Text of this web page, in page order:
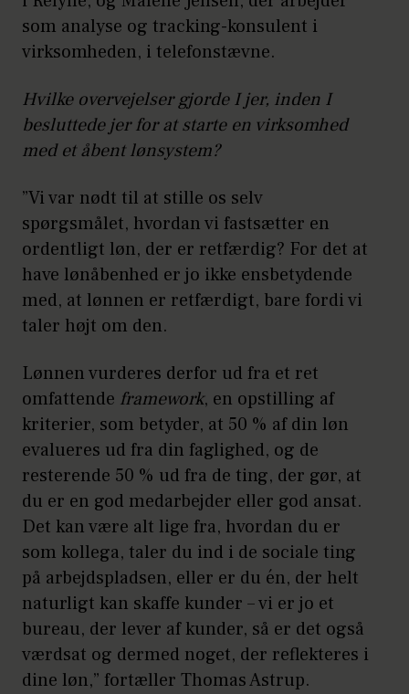
som analyse og tracking-konsulent i
virksomheden, i telefonstævne.
Hvilke overvejelser gjorde I jer, inden I
besluttede jer for at starte en virksomhed
med et åbent lønsystem?
”Vi var nødt til at stille os selv
spørgsmålet, hvordan vi fastsætter en
ordentligt løn, der er retfærdig? For det at
have lønåbenhed er jo ikke ensbetydende
med, at lønnen er retfærdigt, bare fordi vi
taler højt om den.
Lønnen vurderes derfor ud fra et ret
omfattende framework, en opstilling af
kriterier, som betyder, at 50 % af din løn
evalueres ud fra din faglighed, og de
resterende 50 % ud fra de ting, der gør, at
du er en god medarbejder eller god ansat.
Det kan være alt lige fra, hvordan du er
som kollega, taler du ind i de sociale ting
på arbejdspladsen, eller er du én, der helt
naturligt kan skaffe kunder – vi er jo et
bureau, der lever af kunder, så er det også
værdsat og dermed noget, der reflekteres i
dine løn,” fortæller Thomas Astrup.